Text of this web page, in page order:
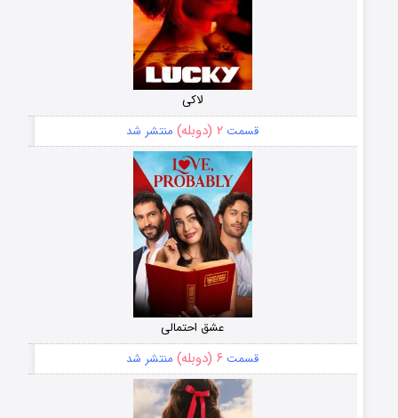
لاکی
قسمت ۲ (دوبله) منتشر شد
عشق احتمالی
قسمت ۶ (دوبله) منتشر شد